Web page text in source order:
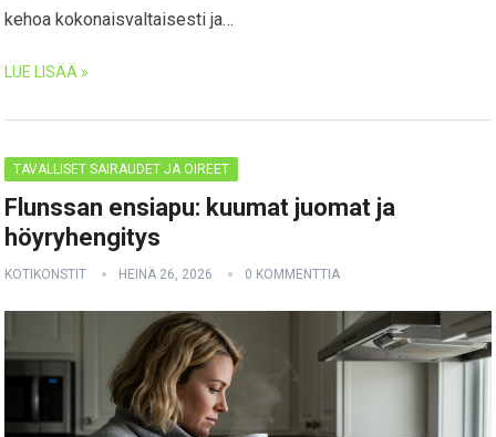
kehoa kokonaisvaltaisesti ja…
LUE LISÄÄ »
TAVALLISET SAIRAUDET JA OIREET
Flunssan ensiapu: kuumat juomat ja
höyryhengitys
KOTIKONSTIT HEINÄ 26, 2026 0 KOMMENTTIA